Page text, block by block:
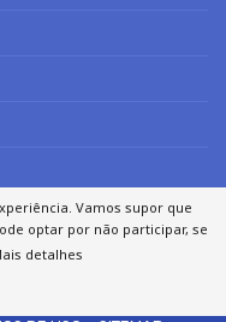
Vamos supor que
optar por não participar, se
detalhes